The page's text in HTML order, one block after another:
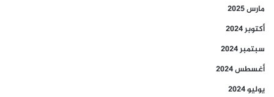
مارس 2025
أكتوبر 2024
سبتمبر 2024
أغسطس 2024
يوليو 2024